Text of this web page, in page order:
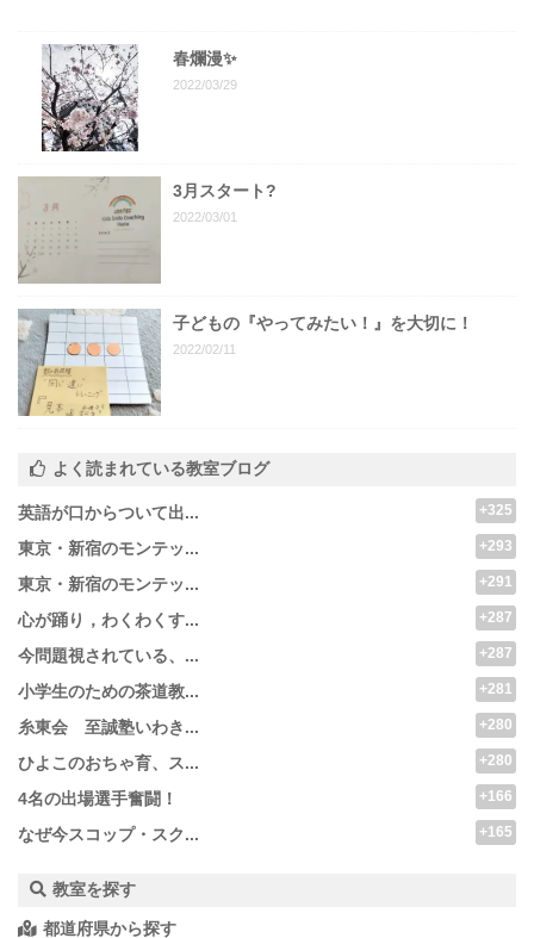
春爛漫✨
2022/03/29
3月スタート?
2022/03/01
子どもの『やってみたい！』を大切に！
2022/02/11
よく読まれている教室ブログ
英語が口からついて出... +325
東京・新宿のモンテッ... +293
東京・新宿のモンテッ... +291
心が踊り，わくわくす... +287
今問題視されている、... +287
小学生のための茶道教... +281
糸東会 至誠塾いわき... +280
ひよこのおちゃ育、ス... +280
4名の出場選手奮闘！ +166
なぜ今スコップ・スク... +165
教室を探す
都道府県から探す